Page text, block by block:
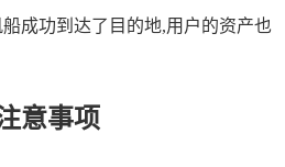
成功到达了目的地,用户的资产也
意事项